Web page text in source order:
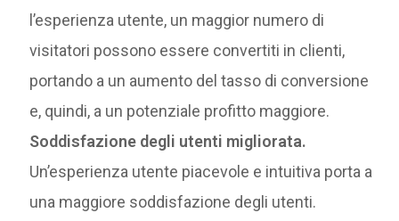
l’esperienza utente, un maggior numero di
visitatori possono essere convertiti in clienti,
portando a un aumento del tasso di conversione
e, quindi, a un potenziale profitto maggiore.
Soddisfazione degli utenti migliorata.
Un’esperienza utente piacevole e intuitiva porta a
una maggiore soddisfazione degli utenti.